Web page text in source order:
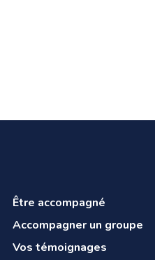
Être accompagné
Accompagner un groupe
Vos témoignages